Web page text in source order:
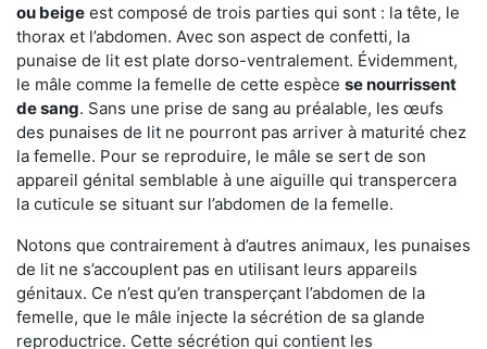
ou beige est composé de trois parties qui sont : la tête, le
thorax et l’abdomen. Avec son aspect de confetti, la
punaise de lit est plate dorso-ventralement. Évidemment,
le mâle comme la femelle de cette espèce se nourrissent
de sang. Sans une prise de sang au préalable, les œufs
des punaises de lit ne pourront pas arriver à maturité chez
la femelle. Pour se reproduire, le mâle se sert de son
appareil génital semblable à une aiguille qui transpercera
la cuticule se situant sur l’abdomen de la femelle.
Notons que contrairement à d’autres animaux, les punaises
de lit ne s’accouplent pas en utilisant leurs appareils
génitaux. Ce n’est qu’en transperçant l’abdomen de la
femelle, que le mâle injecte la sécrétion de sa glande
reproductrice. Cette sécrétion qui contient les